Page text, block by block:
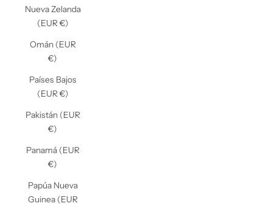
Nueva Zelanda
(EUR €)
Omán (EUR
€)
Países Bajos
(EUR €)
Pakistán (EUR
€)
Panamá (EUR
€)
Papúa Nueva
Guinea (EUR